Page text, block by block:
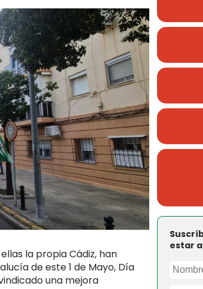
la propia Cádiz, han
de este 1 de Mayo, Día
una mejora
estar